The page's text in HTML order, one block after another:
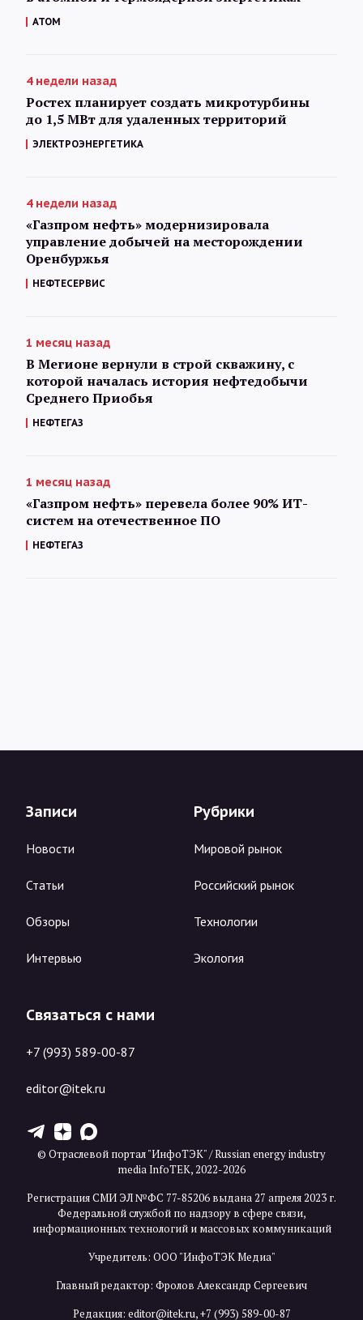
АТОМ
4 недели назад
Ростех планирует создать микротурбины
до 1,5 МВт для удаленных территорий
ЭЛЕКТРОЭНЕРГЕТИКА
4 недели назад
«Газпром нефть» модернизировала
управление добычей на месторождении
Оренбуржья
НЕФТЕСЕРВИС
1 месяц назад
В Мегионе вернули в строй скважину, с
которой началась история нефтедобычи
Среднего Приобья
НЕФТЕГАЗ
1 месяц назад
«Газпром нефть» перевела более 90% ИТ-
систем на отечественное ПО
НЕФТЕГАЗ
Записи
Новости
Статьи
Обзоры
Интервью
Рубрики
Мировой рынок
Российский рынок
Технологии
Экология
Связаться с нами
+7 (993) 589-00-87
editor@itek.ru
T Z X
© Отраслевой портал "ИнфоТЭК" / Russian energy industry
media InfoTEK, 2022-2026
Регистрация СМИ ЭЛ №ФС 77-85206 выдана 27 апреля 2023 г.
Федеральной службой по надзору в сфере связи,
информационных технологий и массовых коммуникаций
Учредитель: ООО "ИнфоТЭК Медиа"
Главный редактор: Фролов Александр Сергеевич
Редакция: editor@itek.ru,+7 (993) 589-00-87